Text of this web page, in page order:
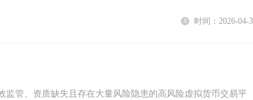
时间：2026-04-